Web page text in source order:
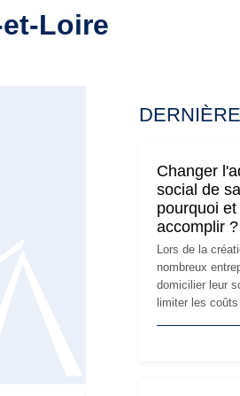
Loire
Changer
social de
pourquoi
accomplir ?
Lors de la
nombreux
domicilier leur
limiter les
l'activité, cette